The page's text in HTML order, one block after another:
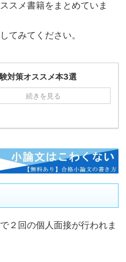
スメ書籍をまとめていま
てみてください。
対策オススメ本3選
続きを見る
２回の個人面接が行われま